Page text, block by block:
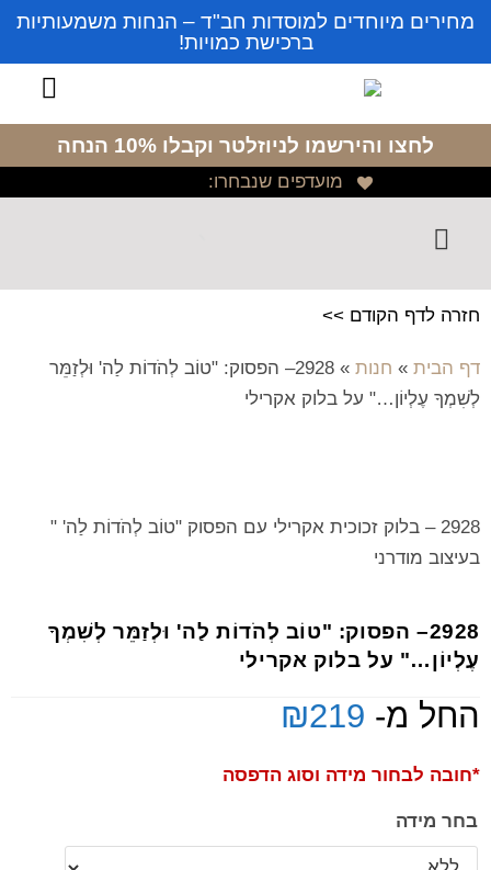
מחירים מיוחדים למוסדות חב"ד – הנחות משמעותיות
ברכישת כמויות!
לחצו והירשמו לניוזלטר וקבלו 10% הנחה
מועדפים שנבחרו:
חזרה לדף הקודם >>
דף הבית » חנות »
2928– הפסוק: "טוֹב לְהֹדוֹת לַה' וּלְזַמֵּר
לְשִׁמְךָ עֶלְיוֹן…" על בלוק אקרילי
2928 – בלוק זכוכית אקרילי עם הפסוק "טוֹב לְהֹדוֹת לַה' "
בעיצוב מודרני
2928– הפסוק: "טוֹב לְהֹדוֹת לַה' וּלְזַמֵּר לְשִׁמְךָ
עֶלְיוֹן…" על בלוק אקרילי
החל מ- ₪219
*חובה לבחור מידה וסוג הדפסה
בחר מידה